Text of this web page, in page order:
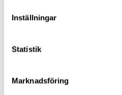
Inställningar
Statistik
Marknadsföring
Matgrupper
Pinnsoffor